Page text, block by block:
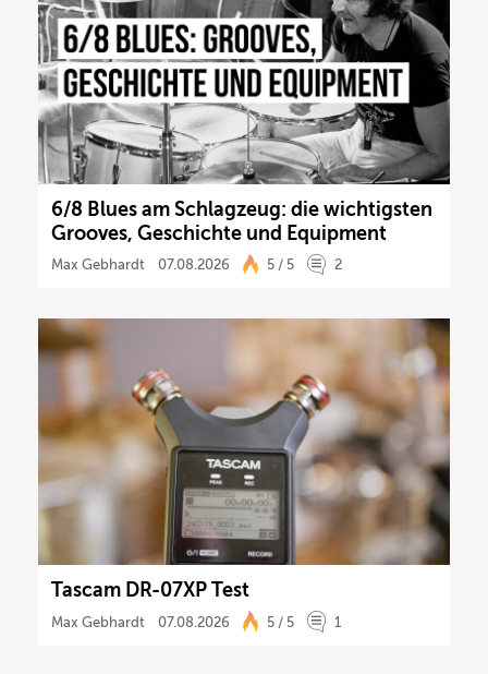
6/8 Blues am Schlagzeug: die wichtigsten
Grooves, Geschichte und Equipment
Max Gebhardt 07.08.2026 5 / 5 2
Tascam DR-07XP Test
Max Gebhardt 07.08.2026 5 / 5 1